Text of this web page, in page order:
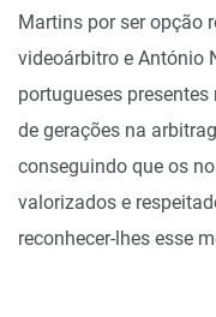
Martins por ser opção
videoárbitro e António
portugueses
de gerações na
conseguindo que os
valorizados e
reconhecer-lhes esse